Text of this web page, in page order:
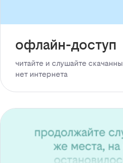
офлайн-доступ
читайте и слушайте
нет интернета